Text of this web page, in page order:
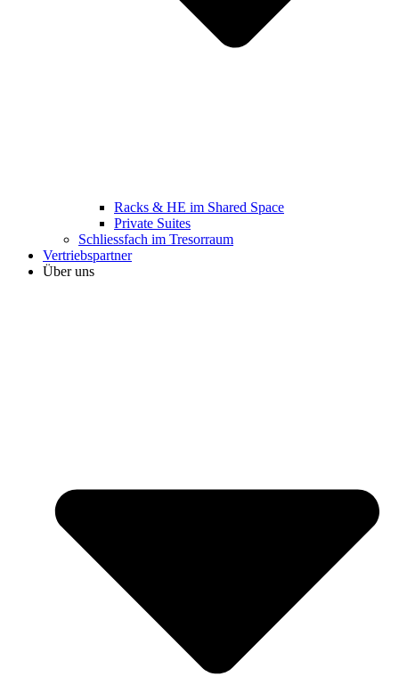
Racks & HE im Shared Space
Private Suites
Schliessfach im Tresorraum
Vertriebspartner
Über uns